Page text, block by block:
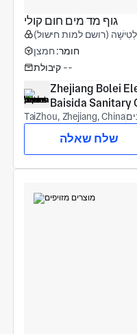
גוף מד מים חום קולי
לְטִישָׁה (רושם למות חישול)
חומר: חמצן
קיבולת --
Zhejiang Bolei
Baisida Sanitary
COPPER
TaiZhou, Zhejiang, China
שלח שאלה